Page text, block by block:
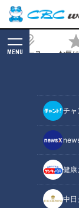
ニュース お気
MENU
チャ
健康
中日
うどん』
ト！】